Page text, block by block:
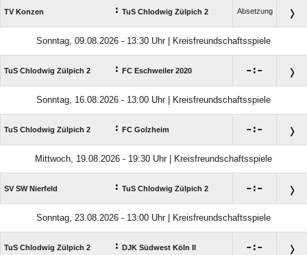
TV Konzen : TuS Chlodwig Zülpich 2 Absetzung
Sonntag, 09.08.2026 - 13:30 Uhr | Kreisfreundschaftsspiele
TuS Chlodwig Zülpich 2 : FC Eschweiler 2020 :
Sonntag, 16.08.2026 - 13:00 Uhr | Kreisfreundschaftsspiele
TuS Chlodwig Zülpich 2 : FC Golzheim :
Mittwoch, 19.08.2026 - 19:30 Uhr | Kreisfreundschaftsspiele
SV SW Nierfeld : TuS Chlodwig Zülpich 2 :
Sonntag, 23.08.2026 - 13:00 Uhr | Kreisfreundschaftsspiele
TuS Chlodwig Zülpich 2 : DJK Südwest Köln II :